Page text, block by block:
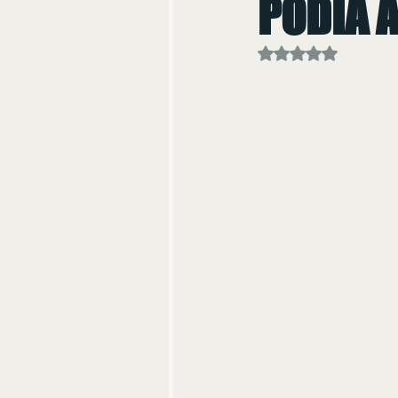
PODIA
Avaliado com